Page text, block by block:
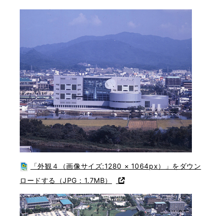
「外観４（画像サイズ:1280 × 1064px）」をダウン
ロードする（JPG：1.7MB）